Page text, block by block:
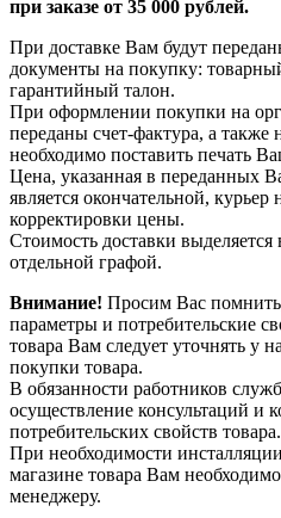
при заказе от 35 000 рублей.
При доставке Вам будут
документы на покупку:
гарантийный талон.
При оформлении покупки на
переданы счет-фактура, а также
необходимо поставить печать
Цена, указанная в переданных
является окончательной, курьер
корректировки цены.
Стоимость доставки
отдельной графой.
Внимание! Просим Вас
параметры и потребительские
товара Вам следует уточнять у
покупки товара.
В обязанности работников
осуществление консультаций и
потребительских свойств товара.
При необходимости
магазине товара Вам
менеджеру.